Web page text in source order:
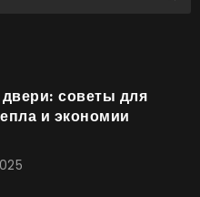
двери: советы для
и экономии